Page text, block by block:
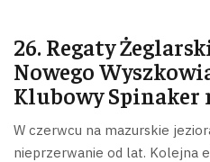
26. Regaty
Nowego
Klubowy Spinaker
W czerwcu na mazurskie
nieprzerwanie od lat. Kolejna